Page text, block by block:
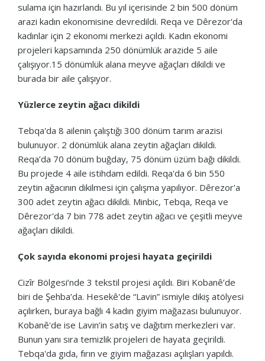
sulama için hazırlandı. Bu yıl içerisinde 2 bin 500 dönüm
arazi kadın ekonomisine devredildi. Reqa ve Dêrezor'da
kadınlar için 2 ekonomi merkezi açıldı. Kadın ekonomi
projeleri kapsamında 250 dönümlük arazide 5 aile
çalışıyor.15 dönümlük alana meyve ağaçları dikildi ve
burada bir aile çalışıyor.
Yüzlerce zeytin ağacı dikildi
Tebqa'da 8 ailenin çalıştığı 300 dönüm tarım arazisi
bulunuyor. 2 dönümlük alana zeytin ağaçları dikildi.
Reqa’da 70 dönüm buğday, 75 dönüm üzüm bağı dikildi.
Bu projede 4 aile istihdam edildi. Reqa'da 6 bin 550
zeytin ağacının dikilmesi için çalışma yapılıyor. Dêrezor'a
300 adet zeytin ağacı dikildi. Minbic, Tebqa, Reqa ve
Dêrezor'da 7 bin 778 adet zeytin ağacı ve çeşitli meyve
ağaçları dikildi.
Çok sayıda ekonomi projesi hayata geçirildi
Cizîr Bölgesi’nde 3 tekstil projesi açıldı. Biri Kobanê’de
biri de Şehba’da. Hesekê'de “Lavin” ismiyle dikiş atölyesi
açılırken, buraya bağlı 4 kadın giyim mağazası bulunuyor.
Kobanê'de ise Lavin’in satış ve dağıtım merkezleri var.
Bunun yanı sıra temizlik projeleri de hayata geçirildi.
Tebqa'da gıda, fırın ve giyim mağazası açılışları yapıldı.